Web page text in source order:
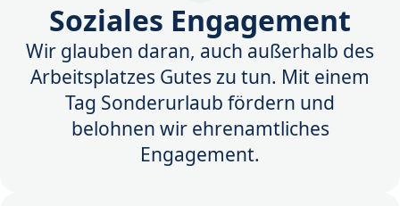
Soziales Engagement
Wir glauben daran, auch außerhalb des
Arbeitsplatzes Gutes zu tun. Mit einem
Tag Sonderurlaub fördern und
belohnen wir ehrenamtliches
Engagement.